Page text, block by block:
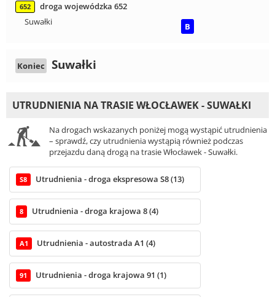
652
droga wojewódzka 652
Suwałki
B
Koniec Suwałki
UTRUDNIENIA NA TRASIE WŁOCŁAWEK - SUWAŁKI
Na drogach wskazanych poniżej mogą wystąpić utrudnienia
– sprawdź, czy utrudnienia wystąpią również podczas
przejazdu daną drogą na trasie Włocławek - Suwałki.
S8 Utrudnienia - droga ekspresowa S8 (13)
8 Utrudnienia - droga krajowa 8 (4)
A1 Utrudnienia - autostrada A1 (4)
91 Utrudnienia - droga krajowa 91 (1)